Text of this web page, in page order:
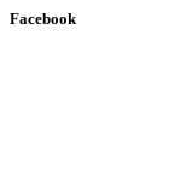
Facebook